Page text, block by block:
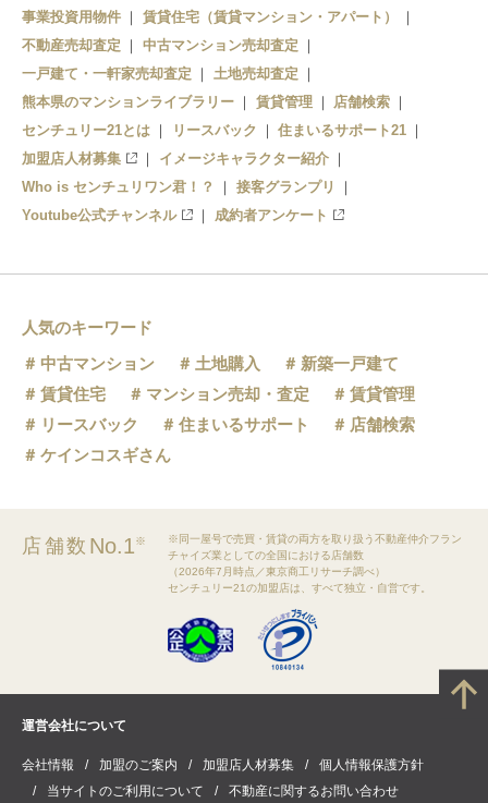
事業投資用物件
賃貸住宅（賃貸マンション・アパート）
不動産売却査定
中古マンション売却査定
一戸建て・一軒家売却査定
土地売却査定
熊本県のマンションライブラリー
賃貸管理
店舗検索
センチュリー21とは
リースバック
住まいるサポート21
加盟店人材募集
イメージキャラクター紹介
Who is センチュリワン君！？
接客グランプリ
Youtube公式チャンネル
成約者アンケート
人気のキーワード
中古マンション
土地購入
新築一戸建て
賃貸住宅
マンション売却・査定
賃貸管理
リースバック
住まいるサポート
店舗検索
ケインコスギさん
店舗数 No.1※
※同一屋号で売買・賃貸の両方を取り扱う不動産仲介フラン
チャイズ業としての全国における店舗数
（2026年7月時点／東京商工リサーチ調べ）
センチュリー21の加盟店は、すべて独立・自営です。
運営会社について
会社情報 加盟のご案内 加盟店人材募集
個人情報保護方針
当サイトのご利用について
不動産に関するお問い合わせ